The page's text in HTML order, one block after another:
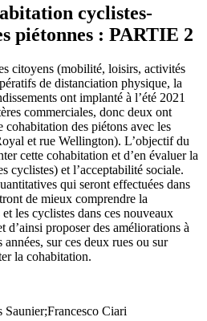
cyclistes-
piétonnes : PARTIE 2
citoyens (mobilité, loisirs, activités
de distanciation physique, la
ont implanté à l’été 2021
commerciales, donc deux ont
cohabitation des piétons avec les
et rue Wellington). L’objectif du
cette cohabitation et d’en évaluer la
cyclistes) et l’acceptabilité sociale.
qui seront effectuées dans
de mieux comprendre la
les cyclistes dans ces nouveaux
d’ainsi proposer des améliorations à
sur ces deux rues ou sur
la cohabitation.
Ciari